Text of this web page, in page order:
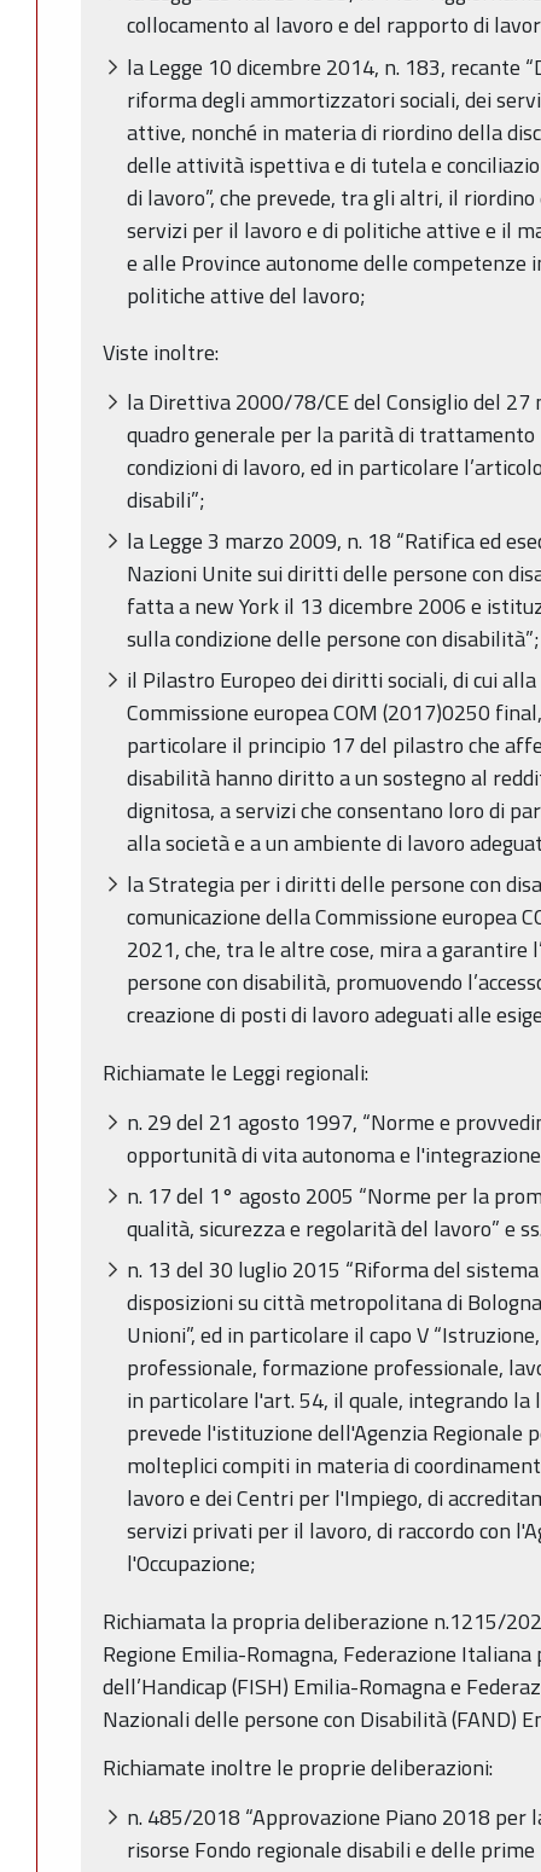
collocamento al lavoro e del rapporto di
la Legge 10 dicembre 2014, n. 183, recante
riforma degli ammortizzatori sociali, dei
attive, nonché in materia di riordino della
delle attività ispettiva e di tutela e
di lavoro”, che prevede, tra gli altri, il
servizi per il lavoro e di politiche attive e il
e alle Province autonome delle
politiche attive del lavoro;
Viste inoltre:
la Direttiva 2000/78/CE del Consiglio del 27
quadro generale per la parità di trattamento
condizioni di lavoro, ed in particolare
disabili”;
la Legge 3 marzo 2009, n. 18 “Ratifica ed
Nazioni Unite sui diritti delle persone con
fatta a new York il 13 dicembre 2006 e
sulla condizione delle persone con disabilità”;
il Pilastro Europeo dei diritti sociali, di cui
Commissione europea COM (2017)0250
particolare il principio 17 del pilastro che
disabilità hanno diritto a un sostegno al
dignitosa, a servizi che consentano loro di
alla società e a un ambiente di lavoro
la Strategia per i diritti delle persone con
comunicazione della Commissione europea
2021, che, tra le altre cose, mira a garantire
persone con disabilità, promuovendo
creazione di posti di lavoro adeguati alle
Richiamate le Leggi regionali:
n. 29 del 21 agosto 1997, “Norme e
opportunità di vita autonoma e
n. 17 del 1° agosto 2005 “Norme per la
qualità, sicurezza e regolarità del lavoro” e
n. 13 del 30 luglio 2015 “Riforma del
disposizioni su città metropolitana di
Unioni”, ed in particolare il capo V
professionale, formazione professionale,
in particolare l'art. 54, il quale, integrando la
prevede l'istituzione dell'Agenzia Regionale
molteplici compiti in materia di
lavoro e dei Centri per l'Impiego, di
servizi privati per il lavoro, di raccordo con
l'Occupazione;
Richiamata la propria deliberazione n.1215/
Regione Emilia-Romagna, Federazione
dell’Handicap (FISH) Emilia-Romagna e
Nazionali delle persone con Disabilità (FAND)
Richiamate inoltre le proprie deliberazioni:
n. 485/2018 “Approvazione Piano 2018 per
risorse Fondo regionale disabili e delle